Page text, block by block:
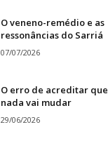
O veneno-remédio e as
ressonâncias do Sarriá
07/07/2026
O erro de acreditar que
nada vai mudar
29/06/2026